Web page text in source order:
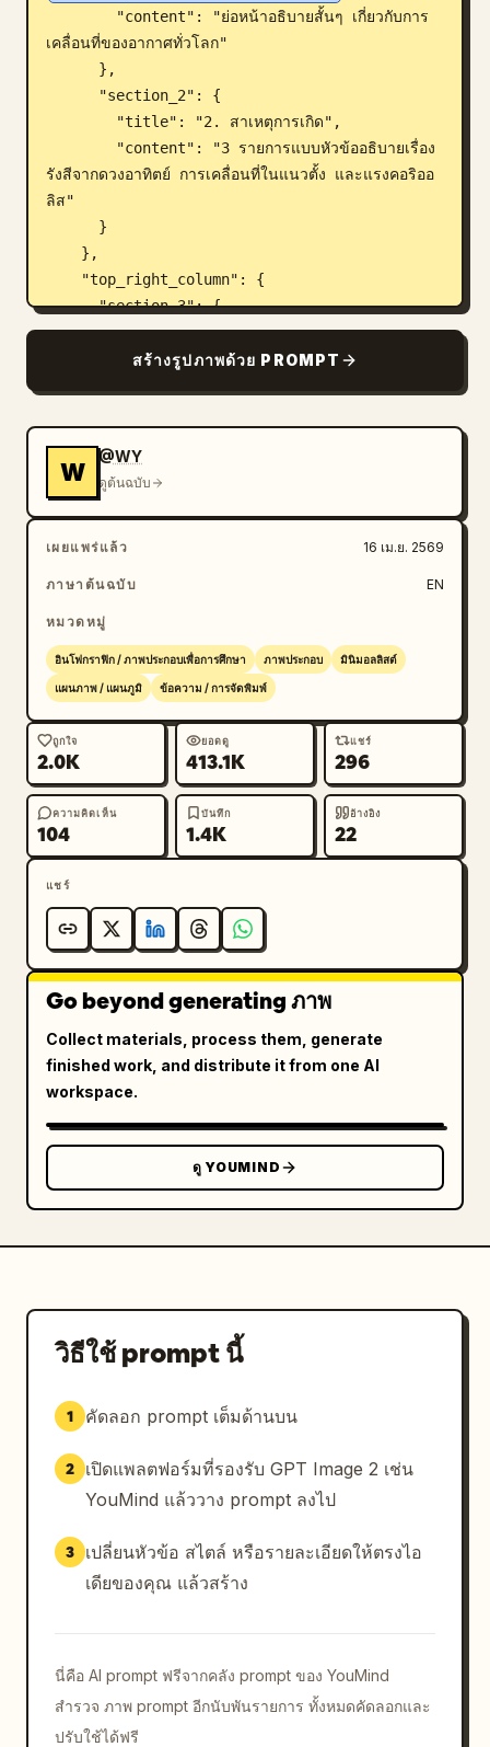
เคลื่อนที่ของอากาศทั่วโลก"
รังสีจากดวงอาทิตย์ การเคลื่อนที่ในแนวตั้ง และแรงคอริออ
ลิส"
      "section_3": {
        "title": "
3. แผนภาพการหมุนเวียนอากาศ 3 เซลล์ ",
          "แถบความกดอากาศแบบรหัสสี: สีแดง
(เส้นศูนย์สูตร), สีเหลือง (กึ่งเขตร้อน), สีเขียว (กึ่งขั้ว
โลก), สีน้ำเงิน (ขั้วโลก)",
          "ลูกศรแสดงทิศทางการไหลของอากาศ"
        "circulation_cells": {
          "count": 3,
          "labels": ["เซลล์ขั้วโลก (Polar
Cell)", "เซลล์เฟอร์เรล (Ferrel Cell)", "เซลล์แฮ
ดลีย์ (Hadley Cell)"],
          "descriptions": "3 กล่องข้อความอธิบาย
ลักษณะเฉพาะของแต่ละเซลล์"
        "legend": {
          "title": "คำอธิบายสัญลักษณ์",
          "items": "ลูกศร 3 ประเภท: สีแดง
(อากาศลอยตัวขึ้น), สีน้ำเงิน (อากาศจมตัวลง), สีเขียว
(ลมพัดในแนวราบ)"
        }
    },
      "section_4": {
        "title": "
4. ตัวอย่างในชีวิตจริง
",
        "examples": {
          "count": 3,
          "items": [
              "images": "2 ภาพ: ป่าฝนเขตร้อน
            },
              "subtitle": "2 ลมประจำตะวันตกใน
ละติจูดกลาง",
              "images": "1 ภาพ: ต้นไม้ที่ถูกลมพัด
แรงบริเวณชายฝั่ง",
ลมประจำตะวันตก"
            },
            {
              "images": "1 ภาพ: ภูเขาหิมะ",
              "text": "1 บล็อกข้อความอธิบายเรื่อง
ลมประจำตะวันออกขั้วโลก"
สร้างรูปภาพด้วย PROMPT
W
@WY
ดูต้นฉบับ
เผยแพร่แล้ว 16 เม.ย. 2569
ภาษาต้นฉบับ EN
หมวดหมู่
อินโฟกราฟิก / ภาพประกอบเพื่อการศึกษา ภาพประกอบ มินิมอลลิสต์
แผนภาพ / แผนภูมิ ข้อความ / การจัดพิมพ์
ถูกใจ
2.0K
ยอดดู
413.1K
แชร์
296
ความคิดเห็น
104
บันทึก
1.4K
อ้างอิง
22
แชร์
Go beyond generating ภาพ
Collect materials, process them, generate
finished work, and distribute it from one AI
workspace.
ดู YOUMIND
วิธีใช้ prompt นี้
1 คัดลอก prompt เต็มด้านบน
2
เปิดแพลตฟอร์มที่รองรับ GPT Image 2 เช่น
YouMind แล้ววาง prompt ลงไป
3
เปลี่ยนหัวข้อ สไตล์ หรือรายละเอียดให้ตรงไอ
เดียของคุณ แล้วสร้าง
นี่คือ AI prompt ฟรีจากคลัง prompt ของ YouMind
สำรวจ ภาพ prompt อีกนับพันรายการ ทั้งหมดคัดลอกและ
ปรับใช้ได้ฟรี